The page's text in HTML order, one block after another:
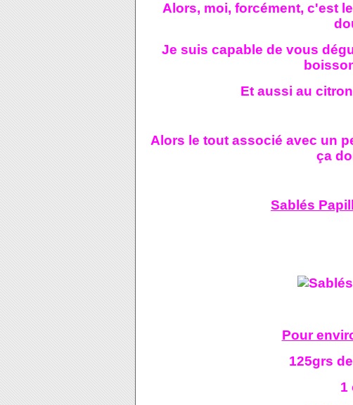
Alors, moi, forcément, c'est
Je suis capable de vous
Et aussi au
Alors le tout associé avec un
ça
Sablés
Pour
125grs
1